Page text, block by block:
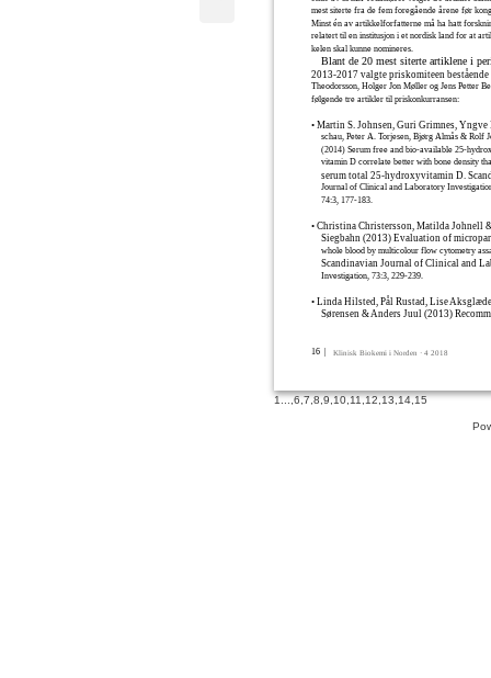
16 | Klinisk Biokemi i Norden · 4 2018
mest siterte fra de fem foregående årene før
Minst én av artikkelforfatterne må ha hatt
relatert til en institusjon i et nordisk land for at
kelen skal kunne nomineres.
Blant de 20 mest siterte artiklene i
2013-2017 valgte priskomiteen bestående
Theodorsson, Holger Jon Møller og Jens Petter
følgende tre artikler til priskonkurransen:
• Martin S. Johnsen, Guri Grimnes, Yngve
schau, Peter A. Torjesen, Bjørg Almås & Rolf
(2014) Serum free and bio-available 25-
vitamin D correlate better with bone density
serum total 25-hydroxyvitamin D.
Journal of Clinical and Laboratory
74:3, 177-183.
• Christina Christersson, Matilda Johnell
Siegbahn (2013) Evaluation of
whole blood by multicolour flow cytometry
Scandinavian Journal of Clinical and
Investigation, 73:3, 229-239.
• Linda Hilsted, Pål Rustad, Lise
Sørensen & Anders Juul (2013)
1...,6,7,8,9,10,11,12,13,14,15